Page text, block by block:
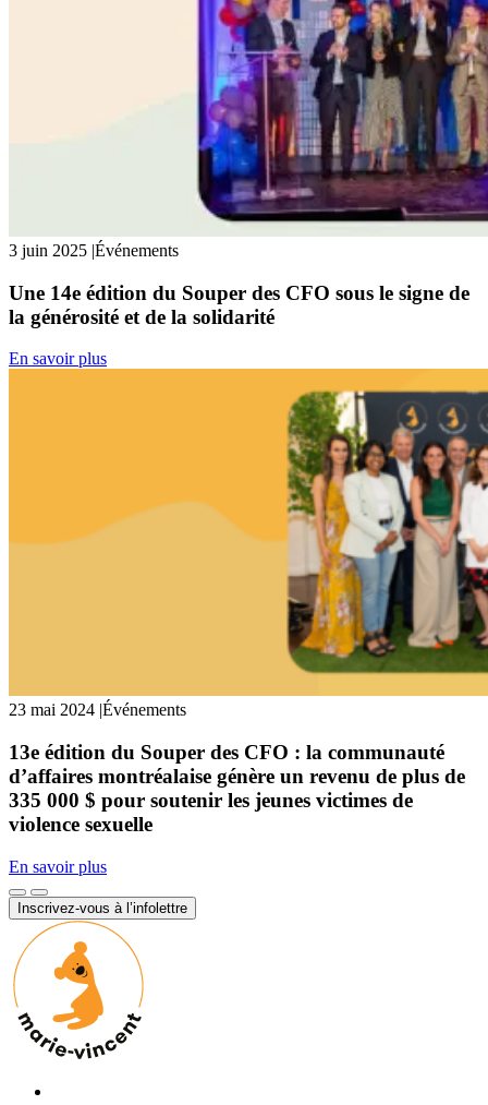
3 juin 2025 |Événements
Une 14e édition du Souper des CFO sous le signe de
la générosité et de la solidarité
En savoir plus
23 mai 2024 |Événements
13e édition du Souper des CFO : la communauté
d’affaires montréalaise génère un revenu de plus de
335 000 $ pour soutenir les jeunes victimes de
violence sexuelle
En savoir plus
Inscrivez-vous à l’infolettre